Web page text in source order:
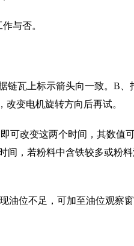
与否。
链瓦上标示箭头向一致。B、
变电机旋转方向后再试。
可改变这两个时间，其数值
间，若粉料中含铁较多或粉
油位不足，可加至油位观察